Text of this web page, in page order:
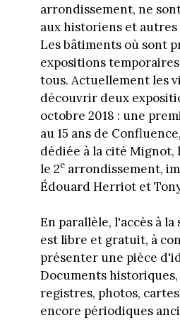
arrondissement, ne
aux historiens et autres
Les bâtiments où sont
expositions
tous. Actuellement les
découvrir deux
octobre 2018 : une
au 15 ans de
dédiée à la cité Mignot,
le 2earrondissement,
Édouard Herriot et
En parallèle, l'accès à
est libre et gratuit, à
présenter une pièce
Documents historiques,
registres, photos,
encore périodiques